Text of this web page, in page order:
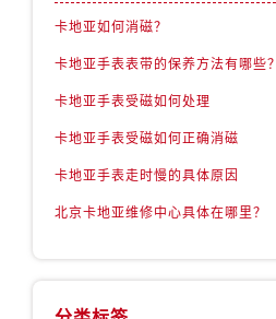
卡地亚如何消磁？
卡地亚手表表带的保养方法有哪些？
卡地亚手表受磁如何处理
卡地亚手表受磁如何正确消磁
卡地亚手表走时慢的具体原因
北京卡地亚维修中心具体在哪里？